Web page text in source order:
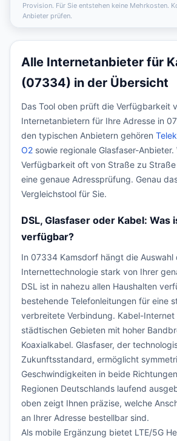
Provision. Für Sie entstehen keine Mehrkosten.
Anbieter prüfen.
Alle Internetanbieter für
(07334) in der Übersicht
Das Tool oben prüft die Verfügbarkeit
Internetanbietern für Ihre Adresse in
den typischen Anbietern gehören
O2 sowie regionale Glasfaser-Anbieter.
Verfügbarkeit oft von Straße zu
eine genaue Adressprüfung. Genau
Vergleichstool für Sie.
DSL, Glasfaser oder Kabel: Was
verfügbar?
In 07334 Kamsdorf hängt die Auswahl
Internettechnologie stark von Ihrer
DSL ist in nahezu allen Haushalten
bestehende Telefonleitungen für eine
verbreitete Verbindung. Kabel-
städtischen Gebieten mit hoher
Koaxialkabel. Glasfaser, der
Zukunftsstandard, ermöglicht
Geschwindigkeiten in beide
Regionen Deutschlands laufend
oben zeigt Ihnen präzise, welche
an Ihrer Adresse bestellbar sind.
Als mobile Ergänzung bietet LTE/5G